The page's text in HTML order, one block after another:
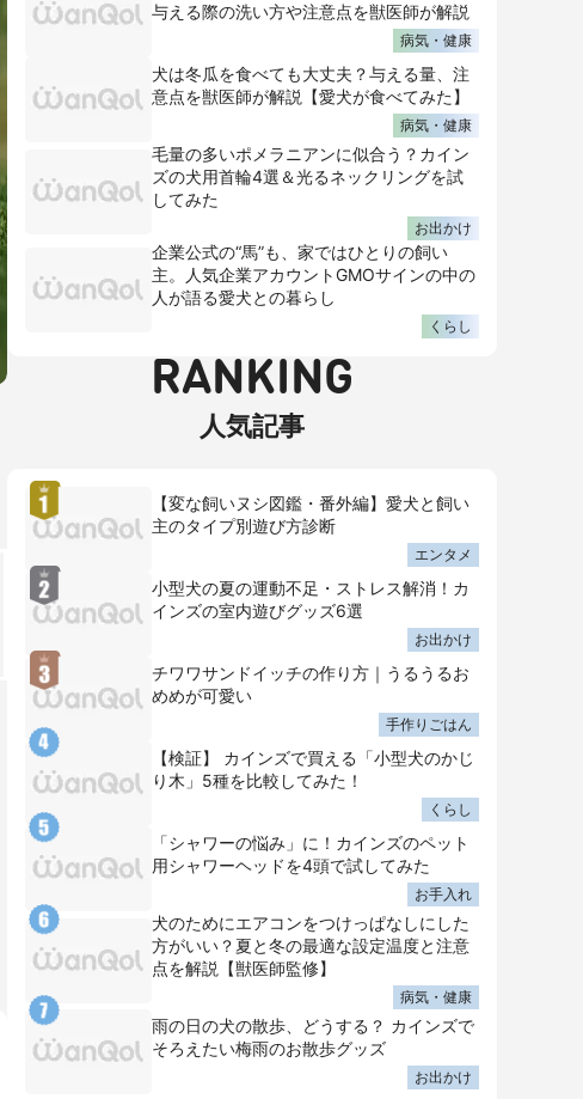
与える際の洗い方や注意点を獣医師が解説
病気・健康
犬は冬瓜を食べても大丈夫？与える量、注
意点を獣医師が解説【愛犬が食べてみた】
病気・健康
毛量の多いポメラニアンに似合う？カイン
ズの犬用首輪4選＆光るネックリングを試
してみた
お出かけ
企業公式の“馬”も、家ではひとりの飼い
主。人気企業アカウントGMOサインの中の
人が語る愛犬との暮らし
くらし
RANKING
人気記事
【変な飼いヌシ図鑑・番外編】愛犬と飼い
主のタイプ別遊び方診断
エンタメ
小型犬の夏の運動不足・ストレス解消！カ
インズの室内遊びグッズ6選
お出かけ
チワワサンドイッチの作り方｜うるうるお
めめが可愛い
手作りごはん
【検証】 カインズで買える「小型犬のかじ
り木」5種を比較してみた！
くらし
「シャワーの悩み」に！カインズのペット
用シャワーヘッドを4頭で試してみた
お手入れ
犬のためにエアコンをつけっぱなしにした
方がいい？夏と冬の最適な設定温度と注意
点を解説【獣医師監修】
病気・健康
雨の日の犬の散歩、どうする？ カインズで
そろえたい梅雨のお散歩グッズ
お出かけ